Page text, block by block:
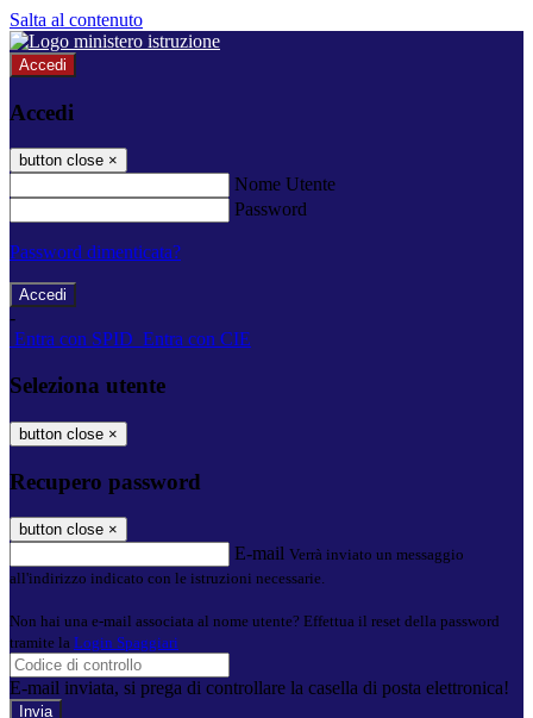
Salta al contenuto
Accedi
Accedi
button close ×
Nome Utente
Password
Password dimenticata?
-
Entra con SPID Entra con CIE
Seleziona utente
button close ×
Recupero password
button close ×
E-mail Verrà inviato un messaggio
all'indirizzo indicato con le istruzioni necessarie.
Non hai una e-mail associata al nome utente? Effettua il reset della password
tramite la Login Spaggiari
E-mail inviata, si prega di controllare la casella di posta elettronica!